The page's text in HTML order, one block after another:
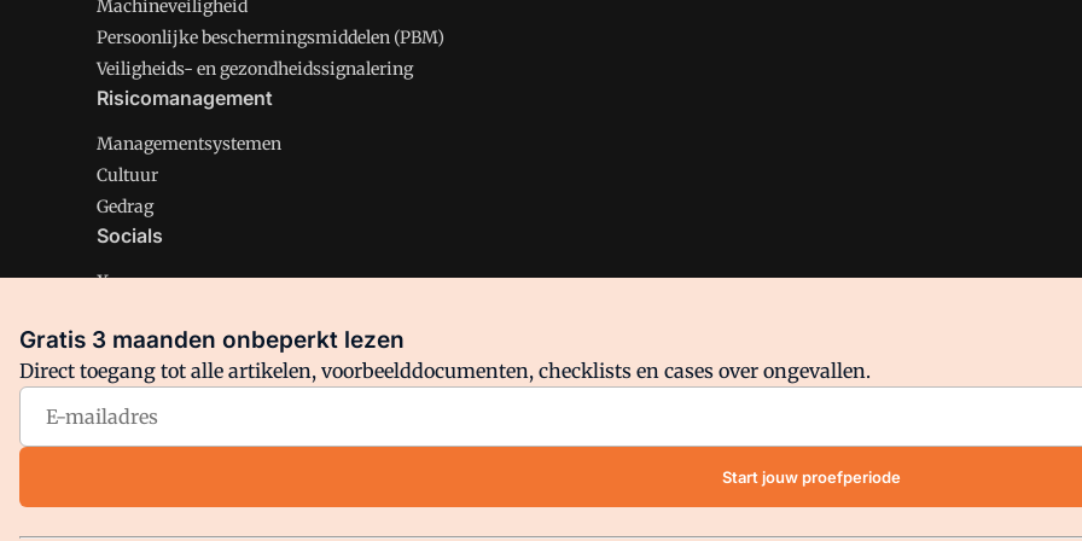
Machineveiligheid
Persoonlijke beschermingsmiddelen (PBM)
Veiligheids- en gezondheidssignalering
Risicomanagement
Managementsystemen
Cultuur
Gedrag
Socials
X
Facebook
Arbo is onderdeel van VMN media. Lees inons manifestwaar VMN media voor staat. Op gebruik van deze site zijn de
Gratis 3 maanden onbeperkt lezen
Direct toegang tot alle artikelen, voorbeelddocumenten, checklists en cases over ongevallen.
Start jouw proefperiode